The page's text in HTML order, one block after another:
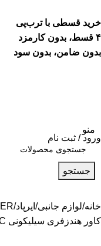
خرید قسطی با ترب‌پی
۴ قسط، بدون کارمزد
بدون ضامن، بدون سود
ورود / ثبت نام
منو
جستجو
خانه لوازم جانبی ایرپاد
کاور هندزفری سیلیکونی R50i NC – مشکی